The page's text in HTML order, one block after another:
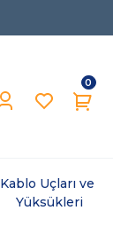
0
Kablo Uçları ve
Yüksükleri